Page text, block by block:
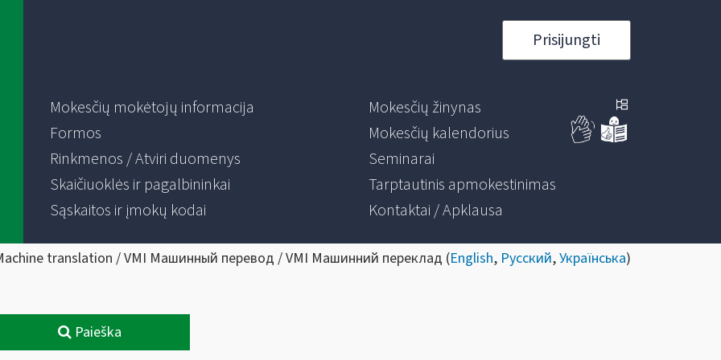
Prisijungti
Mokesčių mokėtojų informacija
Formos
Rinkmenos / Atviri duomenys
Skaičiuoklės ir pagalbininkai
Sąskaitos ir įmokų kodai
Mokesčių žinynas
Mokesčių kalendorius
Seminarai
Tarptautinis apmokestinimas
Kontaktai / Apklausa
translation / VMI Машинный перевод / VMI Машинний переклад (English, Русский,Українська)
Paieška